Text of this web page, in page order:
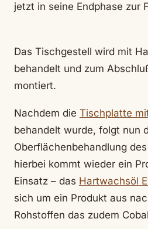
jetzt in seine Endphase zur
Das Tischgestell wird mit
behandelt und zum
montiert.
Nachdem die Tischplatte
behandelt wurde, folgt nun
Oberflächenbehandlung
hierbei kommt wieder ein
Einsatz – das Hartwachsöl
sich um ein Produkt aus
Rohstoffen das zudem